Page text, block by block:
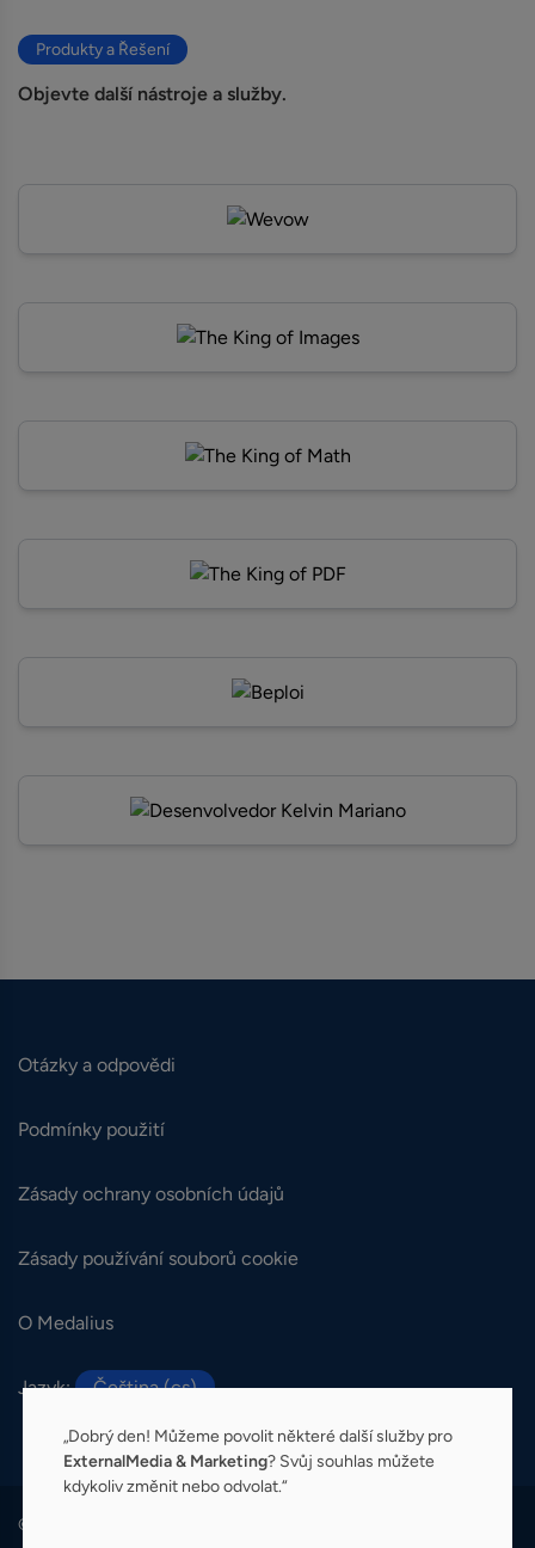
Produkty a Řešení
Objevte další nástroje a služby.
Otázky a odpovědi
Podmínky použití
Zásady ochrany osobních údajů
Zásady používání souborů cookie
O Medalius
Jazyk: Čeština (cs)
© 2026 Medalius. Všechna práva vyhrazena.
„Dobrý den! Můžeme povolit některé další služby pro
ExternalMedia & Marketing? Svůj souhlas můžete
kdykoliv změnit nebo odvolat.“